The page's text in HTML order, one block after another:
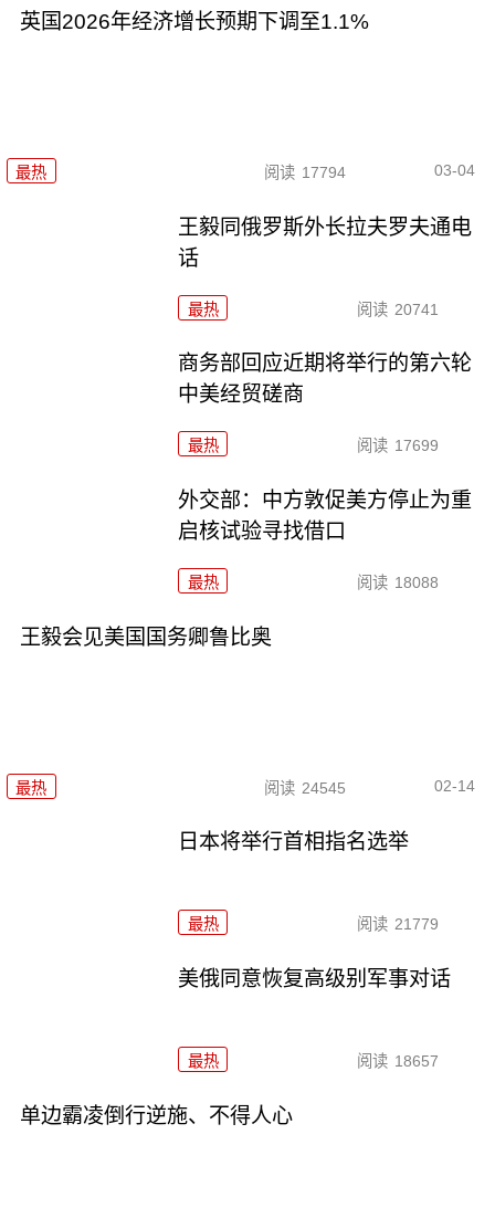
英国2026年经济增长预期下调至1.1%
最热 阅读 17794 03-04
王毅同俄罗斯外长拉夫罗夫通电
话
最热 阅读 20741
商务部回应近期将举行的第六轮
中美经贸磋商
最热 阅读 17699
外交部：中方敦促美方停止为重
启核试验寻找借口
最热 阅读 18088
王毅会见美国国务卿鲁比奥
最热 阅读 24545 02-14
日本将举行首相指名选举
最热 阅读 21779
美俄同意恢复高级别军事对话
最热 阅读 18657
单边霸凌倒行逆施、不得人心